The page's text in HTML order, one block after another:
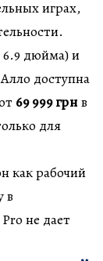
играх,
6.9 дюйма) и
доступна
69 999 грн в
для
как рабочий
в
не дает